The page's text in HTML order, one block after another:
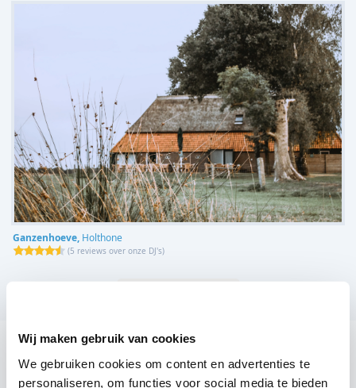
Wij maken gebruik van cookies
We gebruiken cookies om content en advertenties te
personaliseren, om functies voor social media te bieden
Ganzenhoeve, Holthone
(5 reviews over onze DJ's)
Bekijk alle feestlocaties
EenDJ hurenzonder zorgen in Hotel Talens: dat is onze